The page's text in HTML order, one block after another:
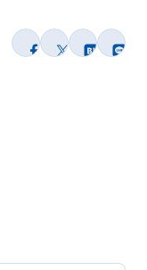
一覧